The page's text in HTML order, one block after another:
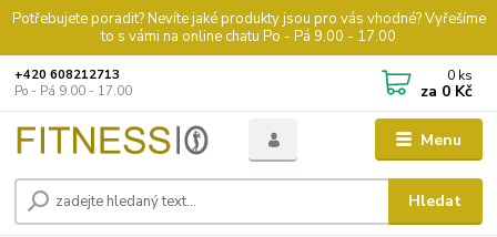
Potřebujete poradit? Nevíte jaké produkty jsou pro vás vhodné? Vyřešíme
to s vámi na online chatu Po - Pá 9.00 - 17.00
Menu
Hledat
+420 608212713
Po - Pá 9.00 - 17.00
0 ks
za 0 Kč